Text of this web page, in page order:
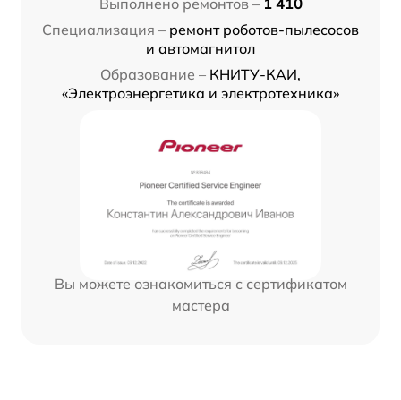
Выполнено ремонтов – 1 410
Специализация – ремонт роботов-пылесосов
и автомагнитол
Образование – КНИТУ-КАИ,
«Электроэнергетика и электротехника»
Вы можете ознакомиться с сертификатом
мастера